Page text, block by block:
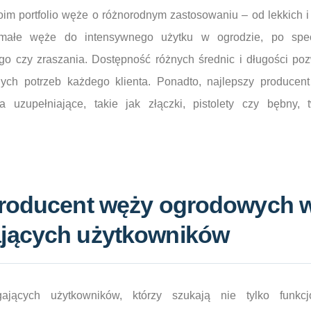
portfolio węże o różnorodnym zastosowaniu – od lekkich
węże do intensywnego użytku w ogrodzie, po
czy zraszania. Dostępność różnych średnic i długości
potrzeb każdego klienta. Ponadto, najlepszy
uzupełniające, takie jak złączki, pistolety czy bębny,
węży ogrodowych
użytkowników
użytkowników, którzy szukają nie tylko